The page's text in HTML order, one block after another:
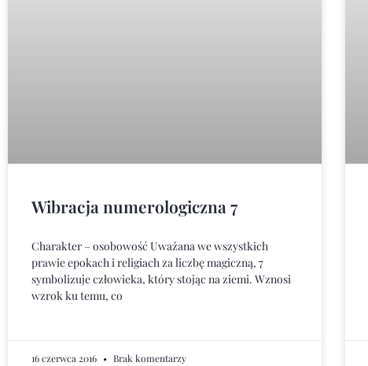
Wibracja numerologiczna 7
Charakter – osobowość Uważana we wszystkich
prawie epokach i religiach za liczbę magiczną, 7
symbolizuje człowieka, który stojąc na ziemi. Wznosi
wzrok ku temu, co
16 czerwca 2016 Brak komentarzy